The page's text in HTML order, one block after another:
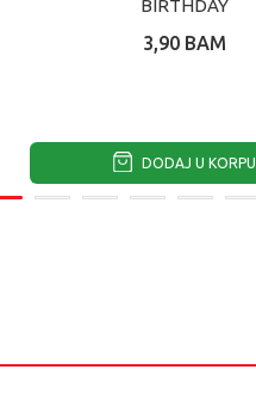
BIRTHDAY
3,90 BAM
DODAJ U KORPU